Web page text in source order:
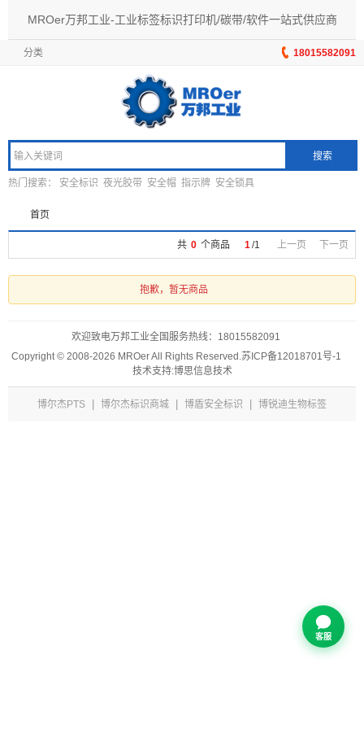
MROer万邦工业-工业标签标识打印机/碳带/软件一站式供应商
18015582091
分类
搜索
热门搜索： 安全标识 夜光胶带 安全帽 指示牌 安全锁具
首页
共 0 个商品 1 /1 上一页 下一页
抱歉，暂无商品
欢迎致电万邦工业全国服务热线： 18015582091
Copyright © 2008-2026 MROer All Rights Reserved. 苏ICP备12018701号-1
技术支持:博思信息技术
博尔杰PTS | 博尔杰标识商城 | 博盾安全标识 | 博锐迪生物标签
客服